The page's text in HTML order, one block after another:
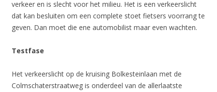
verkeer en is slecht voor het milieu. Het is een verkeerslicht
dat kan besluiten om een complete stoet fietsers voorrang te
geven. Dan moet die ene automobilist maar even wachten.
Testfase
Het verkeerslicht op de kruising Bolkesteinlaan met de
Colmschaterstraatweg is onderdeel van de allerlaatste